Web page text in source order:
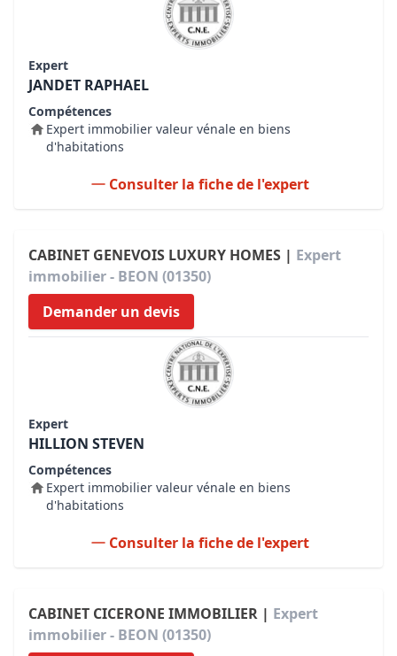
Expert
JANDET RAPHAEL
Compétences
Expert immobilier valeur vénale en biens
d'habitations
Consulter la fiche de l'expert
CABINET GENEVOIS LUXURY HOMES | Expert
immobilier - BEON (01350)
Demander un devis
Expert
HILLION STEVEN
Compétences
Expert immobilier valeur vénale en biens
d'habitations
Consulter la fiche de l'expert
CABINET CICERONE IMMOBILIER | Expert
immobilier - BEON (01350)